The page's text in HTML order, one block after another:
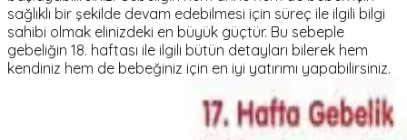
sağlıklı bir şekilde devam edebilmesi için süreç ile ilgili bilgi
sahibi olmak elinizdeki en büyük güçtür. Bu sebeple
gebeliğin 18. haftası ile ilgili bütün detayları bilerek hem
kendiniz hem de bebeğiniz için en iyi yatırımı yapabilirsiniz.